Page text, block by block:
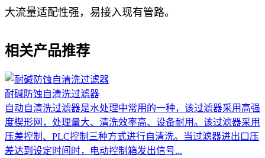
大流量适配性强，易接入现有管路。
相关产品推荐
耐碱防蚀自清洗过滤器
自动自清洗过滤器是水处理中常用的一种，该过滤器采用高强
度楔形网，处理量大、清洗效率高、设备耐用。该过滤器采用
压差控制、PLC控制三种方式进行自清洗。当过滤器进出口压
差达到设定时间时，电动控制箱发出信号...